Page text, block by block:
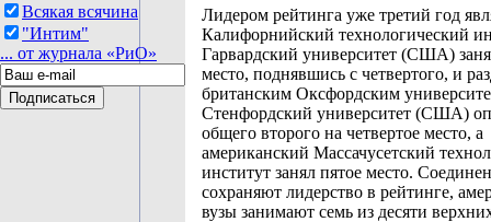
Всякая всячина
"Интим"
... от журнала «РиО»
Лидером рейтинга уже третий год
Калифорнийский технологический
Гарвардский университет (США)
место, поднявшись с четвертого, и
британским Оксфордским
Стенфордский университет (США)
общего второго на четвертое место, а
американский Массачусетский
институт занял пятое место.
сохраняют лидерство в рейтинге,
вузы занимают семь из десяти